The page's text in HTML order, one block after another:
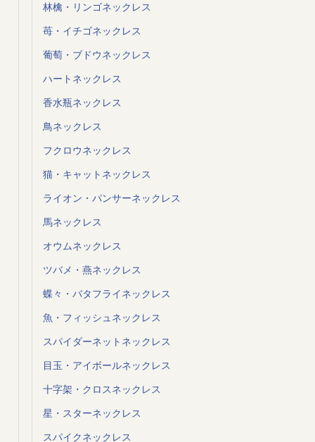
林檎・リンゴネックレス
苺・イチゴネックレス
葡萄・ブドウネックレス
ハートネックレス
香水瓶ネックレス
鳥ネックレス
フクロウネックレス
猫・キャットネックレス
ライオン・パンサーネックレス
馬ネックレス
オウムネックレス
ツバメ・燕ネックレス
蝶々・バタフライネックレス
魚・フィッシュネックレス
スパイダーネットネックレス
目玉・アイボールネックレス
十字架・クロスネックレス
星・スターネックレス
スパイクネックレス